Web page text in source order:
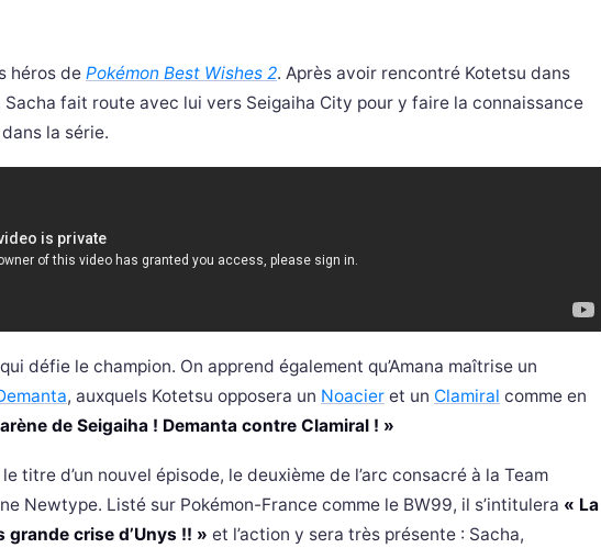
héros de Pokémon Best Wishes 2. Après avoir rencontré Kotetsu dans
Sacha fait route avec lui vers Seigaiha City pour y faire la connaissance
la série.
défie le champion. On apprend également qu’Amana maîtrise un
, auxquels Kotetsu opposera un Noacier et un Clamiral comme en
de Seigaiha ! Demanta contre Clamiral ! »
titre d’un nouvel épisode, le deuxième de l’arc consacré à la Team
Newtype. Listé sur Pokémon-France comme le BW99, il s’intitulera « La
crise d’Unys !! » et l’action y sera très présente : Sacha,